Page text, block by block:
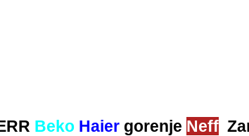
Beko Haiergorenje Neff